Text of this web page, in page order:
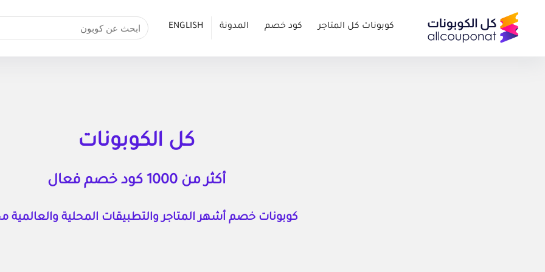
كوبونات كل المتاجر كود خصم المدونة ENGLISH
كل الكوبونات
أكثر من 1000 كود خصم فعال
كوبونات خصم أشهر المتاجر والتطبيقات المحلية والعالمية